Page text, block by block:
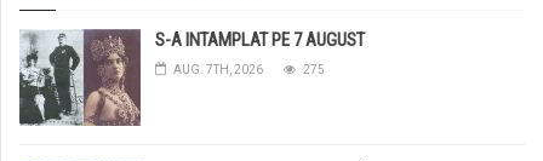
S-A INTAMPLAT PE 7 AUGUST
AUG. 7TH, 2026 275